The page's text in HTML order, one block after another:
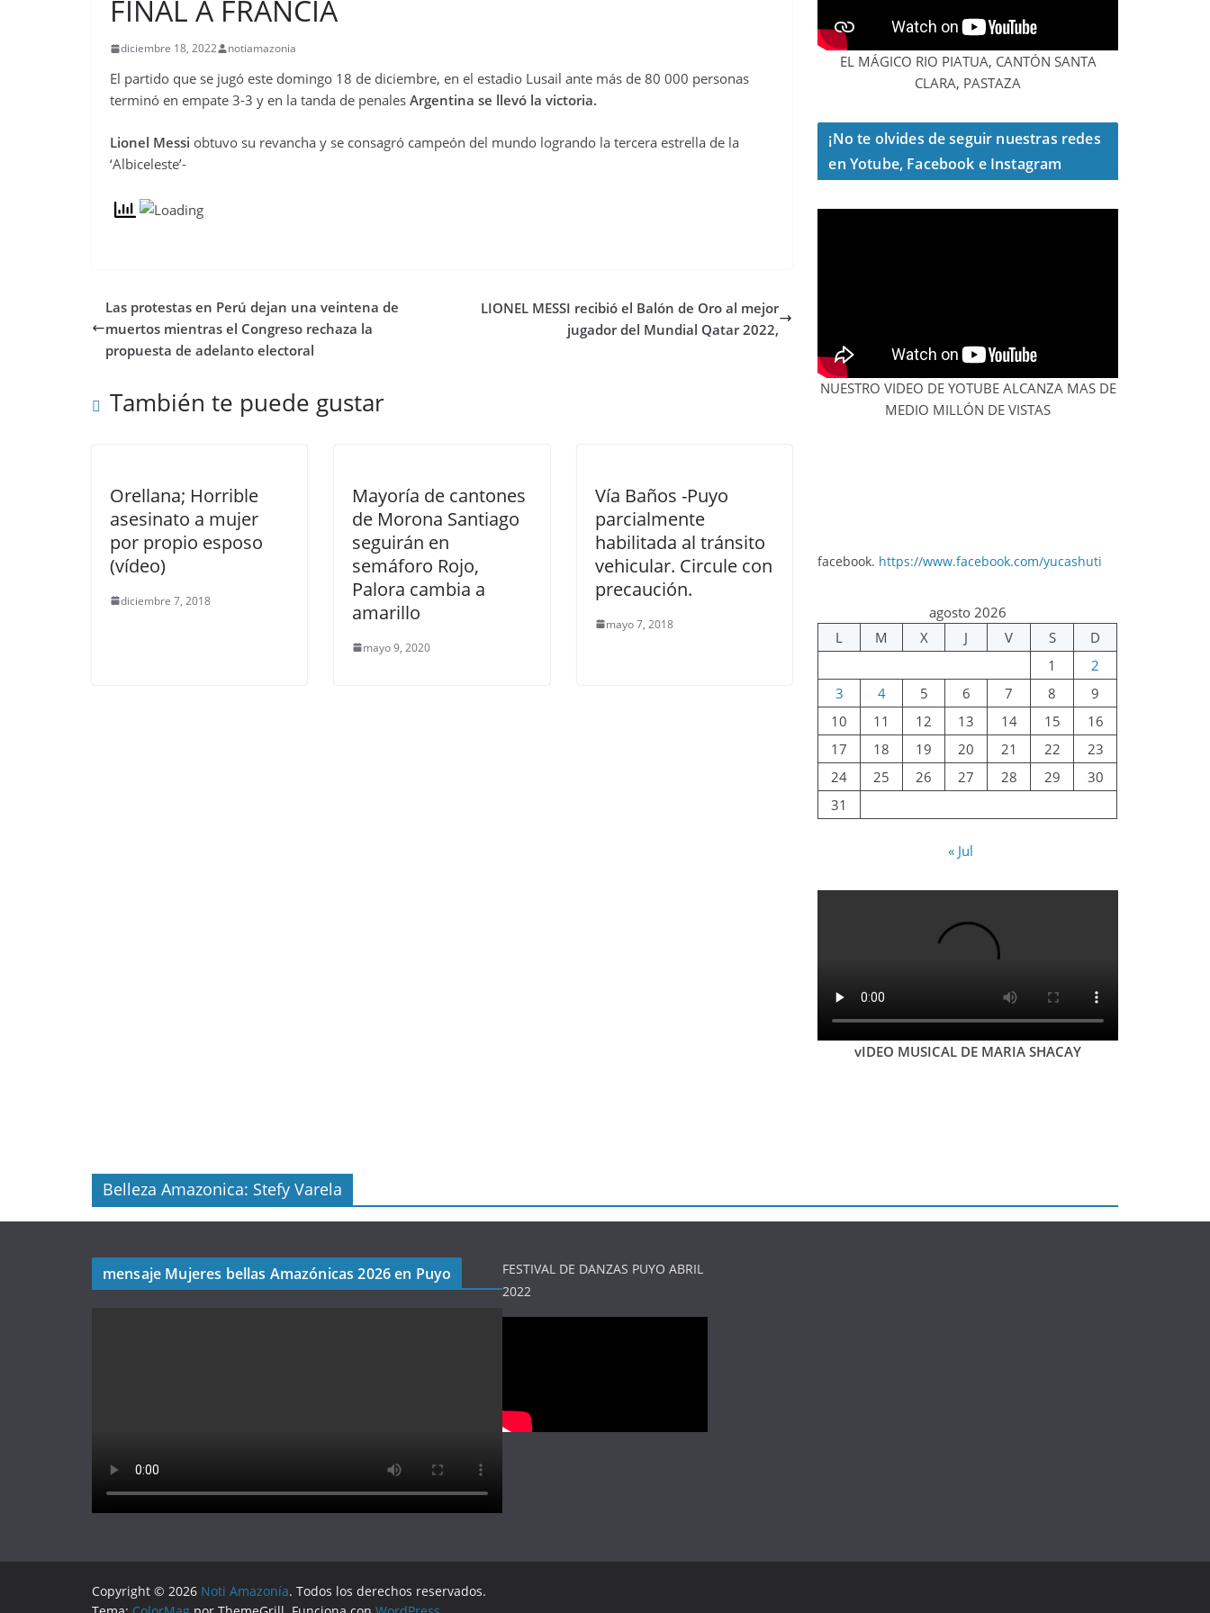
FINAL A FRANCIA
diciembre 18, 2022 notiamazonia
El partido que se jugó este domingo 18 de diciembre, en el estadio Lusail ante más de 80 000 personas
terminó en empate 3-3 y en la tanda de penales Argentina se llevó la victoria.
Lionel Messi obtuvo su revancha y se consagró campeón del mundo logrando la tercera estrella de la
‘Albiceleste’-
Las protestas en Perú dejan una veintena de
muertos mientras el Congreso rechaza la
propuesta de adelanto electoral
LIONEL MESSI recibió el Balón de Oro al mejor
jugador del Mundial Qatar 2022,
También te puede gustar
Orellana; Horrible
asesinato a mujer
por propio esposo
(vídeo)
diciembre 7, 2018
Mayoría de cantones
de Morona Santiago
seguirán en
semáforo Rojo,
Palora cambia a
amarillo
mayo 9, 2020
Vía Baños -Puyo
parcialmente
habilitada al tránsito
vehicular. Circule con
precaución.
mayo 7, 2018
EL MÁGICO RIO PIATUA, CANTÓN SANTA
CLARA, PASTAZA
¡No te olvides de seguir nuestras redes
en Yotube, Facebook e Instagram
NUESTRO VIDEO DE YOTUBE ALCANZA MAS DE
MEDIO MILLÓN DE VISTAS
facebook. https://www.facebook.com/yucashuti
agosto 2026
L
M X J V S
D
1
2
3
4 5 6 7 8
9
10
11 12 13 14 15
16
17
18 19 20 21 22
23
24
25 26 27 28 29
30
31
« Jul
vIDEO MUSICAL DE MARIA SHACAY
Belleza Amazonica: Stefy Varela
mensaje Mujeres bellas Amazónicas 2026 en Puyo
FESTIVAL DE DANZAS PUYO ABRIL
2022
Copyright © 2026 Noti Amazonía. Todos los derechos reservados.